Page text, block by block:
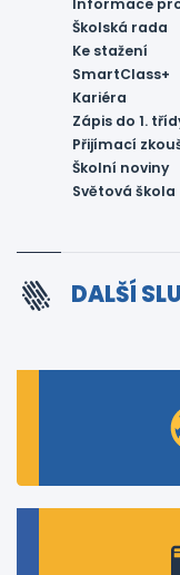
Informace
Školská rada
Ke stažení
SmartClass+
Kariéra
Zápis do 1.
Přijímací
Školní noviny
Světová škola
DALŠÍ